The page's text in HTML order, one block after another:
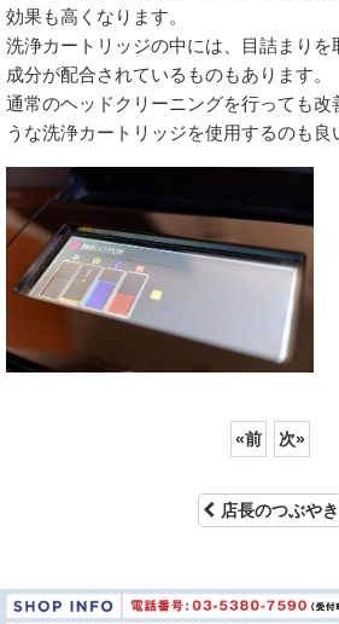
効果も高くなります。
洗浄カートリッジの中には、目詰まりを
成分が配合されているものもあります。
通常のヘッドクリーニングを行っても改
うな洗浄カートリッジを使用するのも良
«前 次»
店長のつぶやき